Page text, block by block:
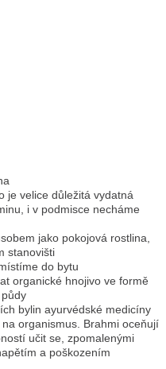
je velice důležitá vydatná
i v podmisce necháme
jako pokojová rostlina,
stanovišti
do bytu
organické hnojivo ve formě
bylin ayurvédské medicíny
organismus. Brahmi oceňují
učit se, zpomalenými
a poškozením